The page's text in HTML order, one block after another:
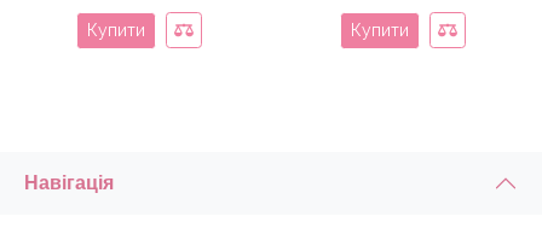
Купити Купити
Навігація